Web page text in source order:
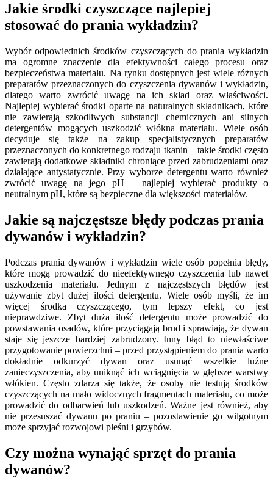
Jakie środki czyszczące najlepiej
stosować do prania wykładzin?
Wybór odpowiednich środków czyszczących do prania wykładzin
ma ogromne znaczenie dla efektywności całego procesu oraz
bezpieczeństwa materiału. Na rynku dostępnych jest wiele różnych
preparatów przeznaczonych do czyszczenia dywanów i wykładzin,
dlatego warto zwrócić uwagę na ich skład oraz właściwości.
Najlepiej wybierać środki oparte na naturalnych składnikach, które
nie zawierają szkodliwych substancji chemicznych ani silnych
detergentów mogących uszkodzić włókna materiału. Wiele osób
decyduje się także na zakup specjalistycznych preparatów
przeznaczonych do konkretnego rodzaju tkanin – takie środki często
zawierają dodatkowe składniki chroniące przed zabrudzeniami oraz
działające antystatycznie. Przy wyborze detergentu warto również
zwrócić uwagę na jego pH – najlepiej wybierać produkty o
neutralnym pH, które są bezpieczne dla większości materiałów.
Jakie są najczęstsze błędy podczas prania
dywanów i wykładzin?
Podczas prania dywanów i wykładzin wiele osób popełnia błędy,
które mogą prowadzić do nieefektywnego czyszczenia lub nawet
uszkodzenia materiału. Jednym z najczęstszych błędów jest
używanie zbyt dużej ilości detergentu. Wiele osób myśli, że im
więcej środka czyszczącego, tym lepszy efekt, co jest
nieprawdziwe. Zbyt duża ilość detergentu może prowadzić do
powstawania osadów, które przyciągają brud i sprawiają, że dywan
staje się jeszcze bardziej zabrudzony. Inny błąd to niewłaściwe
przygotowanie powierzchni – przed przystąpieniem do prania warto
dokładnie odkurzyć dywan oraz usunąć wszelkie luźne
zanieczyszczenia, aby uniknąć ich wciągnięcia w głębsze warstwy
włókien. Często zdarza się także, że osoby nie testują środków
czyszczących na mało widocznych fragmentach materiału, co może
prowadzić do odbarwień lub uszkodzeń. Ważne jest również, aby
nie przesuszać dywanu po praniu – pozostawienie go wilgotnym
może sprzyjać rozwojowi pleśni i grzybów.
Czy można wynająć sprzęt do prania
dywanów?